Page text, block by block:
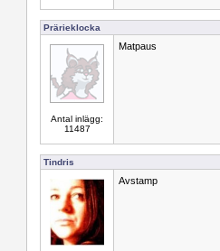
Prärieklocka
Antal inlägg:
11487
Matpaus
Tindris
Avstamp